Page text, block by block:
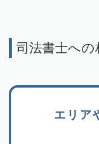
司法書士への
エリア